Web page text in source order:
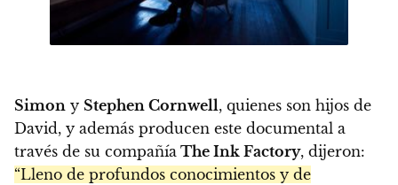
Simon y Stephen Cornwell, quienes son hijos de
David, y además producen este documental a
través de su compañía The Ink Factory, dijeron:
“Lleno de profundos conocimientos y de